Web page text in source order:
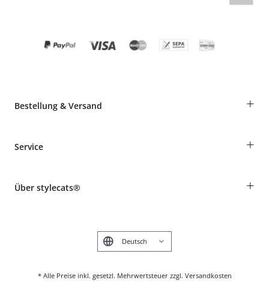
Bestellung & Versand +
Informationen zur Lieferung
Produkte reklamieren und zurücksenden
Service +
Tierkrankenversicherung
Über stylecats® +
* Alle Preise inkl. gesetzl. Mehrwertsteuer zzgl. Versandkosten
English